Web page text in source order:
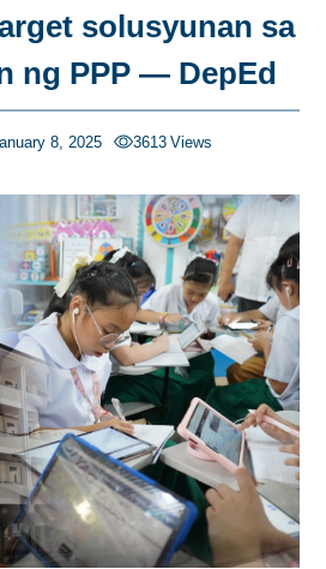
solusyunan sa
ng PPP — DepEd
8, 2025 3613 Views